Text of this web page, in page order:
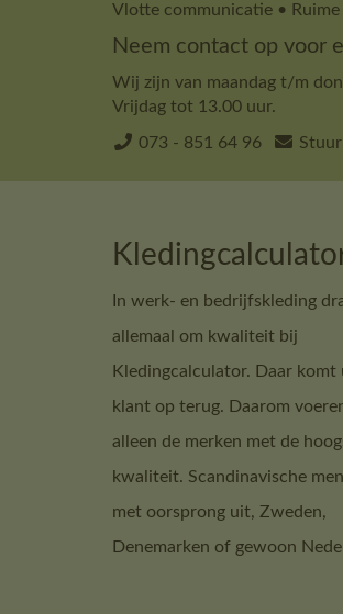
Vlotte communicatie •
Neem contact op voor
Wij zijn van maandag t/m
Vrijdag tot 13.00 uur.
073 - 851 64 96 Stuur
In werk- en bedrijfskleding
allemaal om kwaliteit bij
Kledingcalculator. Daar komt
klant op terug. Daarom
alleen de merken met de
kwaliteit. Scandinavische
met oorsprong uit, Zweden,
Denemarken of gewoon